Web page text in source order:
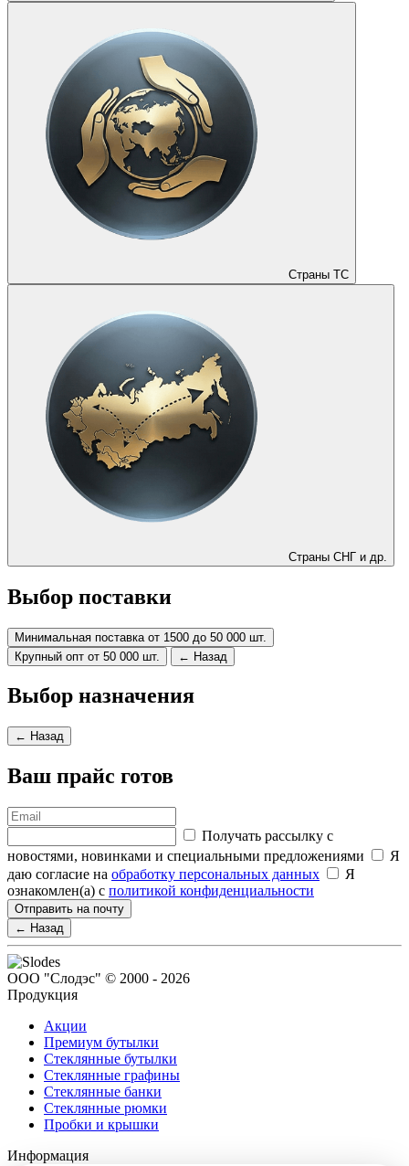
Страны ТС
Страны СНГ и др.
Выбор поставки
Минимальная поставка от 1500 до 50 000 шт.
Крупный опт от 50 000 шт.
← Назад
Выбор назначения
← Назад
Ваш прайс готов
Получать рассылку с
новостями, новинками и специальными предложениями
Я
даю согласие на обработку персональных данных
Я
ознакомлен(а) с политикой конфиденциальности
Отправить на почту
← Назад
ООО "Слодэс" © 2000 - 2026
Продукция
Акции
Премиум бутылки
Стеклянные бутылки
Стеклянные графины
Стеклянные банки
Стеклянные рюмки
Пробки и крышки
Информация